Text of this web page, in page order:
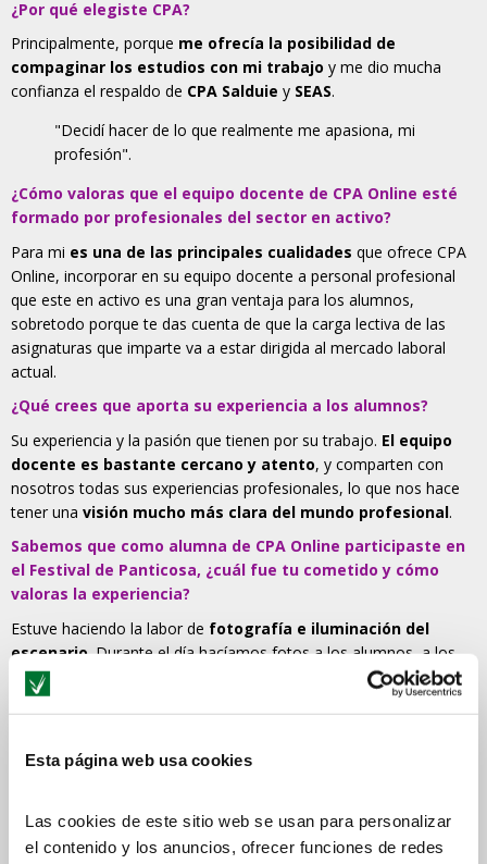
Esta página web usa cookies
Las cookies de este sitio web se usan para personalizar
el contenido y los anuncios, ofrecer funciones de redes
¿Por qué elegiste CPA?
Principalmente, porque me ofrecía la posibilidad de
compaginar los estudios con mi trabajo y me dio mucha
confianza el respaldo de CPA Salduie y SEAS.
"Decidí hacer de lo que realmente me apasiona, mi
profesión".
¿Cómo valoras que el equipo docente de CPA Online esté
formado por profesionales del sector en activo?
Para mi es una de las principales cualidades que ofrece CPA
Online, incorporar en su equipo docente a personal profesional
que este en activo es una gran ventaja para los alumnos,
sobretodo porque te das cuenta de que la carga lectiva de las
asignaturas que imparte va a estar dirigida al mercado laboral
actual.
¿Qué crees que aporta su experiencia a los alumnos?
Su experiencia y la pasión que tienen por su trabajo. El equipo
docente es bastante cercano y atento, y comparten con
nosotros todas sus experiencias profesionales, lo que nos hace
tener una visión mucho más clara del mundo profesional.
Sabemos que como alumna de CPA Online participaste en
el Festival de Panticosa, ¿cuál fue tu cometido y cómo
valoras la experiencia?
Estuve haciendo la labor de fotografía e iluminación del
escenario. Durante el día hacíamos fotos a los alumnos, a los
docentes, en los conciertos de música, y luego trabajo de edición.
Ha sido una
experiencia muy positiva y gratificante, que
oportunidades, tan valiosas para seguir desarrollando nuestra
formación.
¿Cómo valoras que nuestros alumnos tengan la